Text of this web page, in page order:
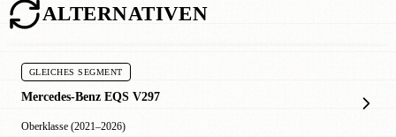
ALTERNATIVEN
GLEICHES SEGMENT
Mercedes-Benz EQS V297
Oberklasse (2021–2026)